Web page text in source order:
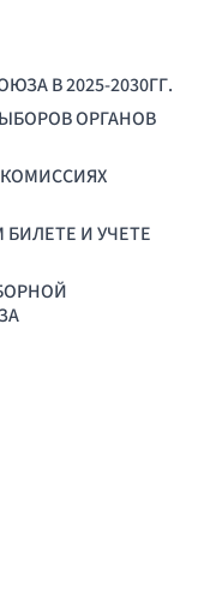
В 2025-2030ГГ.
ОРГАНОВ
И УЧЕТЕ